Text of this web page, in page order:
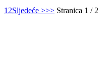
1 2Sljedeće >>> Stranica 1 / 2